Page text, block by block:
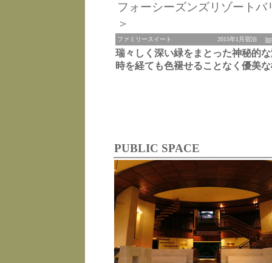
フォーシーズンズリゾート
＞
ファミリースイート 2015年1月宿泊
瑞々しく深い緑をまとった神秘的
時を経ても色褪せることなく優美
PUBLIC SPACE